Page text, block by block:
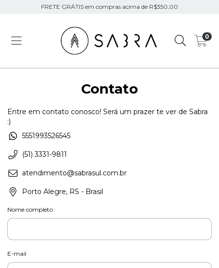
FRETE GRÁTIS em compras acima de R$350,00
0
Contato
Entre em contato conosco! Será um prazer te ver de Sabra
:)
5551993526545
(51) 3331-9811
atendimento@sabrasul.com.br
Porto Alegre, RS - Brasil
Nome completo
E-mail